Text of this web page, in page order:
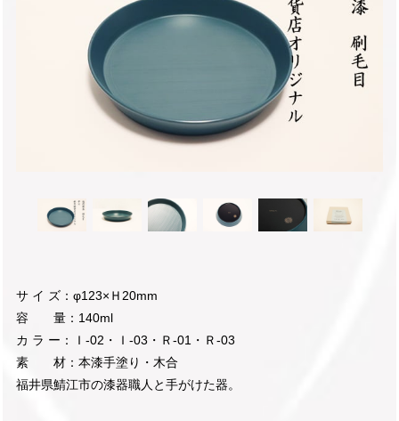
サ イ ズ：φ123×Ｈ20mm
容 量：140ml
カ ラ ー：Ｉ-02・Ｉ-03・Ｒ-01・Ｒ-03
素 材：本漆手塗り・木合
福井県鯖江市の漆器職人と手がけた器。